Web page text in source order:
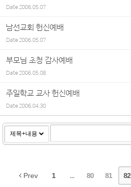
Date2006.05.07
남선교회 헌신예배
Date2006.05.07
부모님 초청 감사예배
Date2006.05.08
주일학교 교사 헌신예배
Date2006.04.30
Prev 1 ... 80 81 82